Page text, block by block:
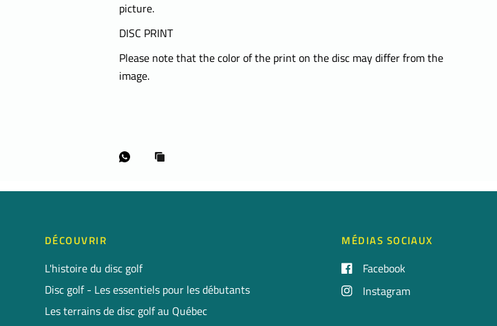
picture.
DISC PRINT
Please note that the color of the print on the disc may differ from the
image.
DÉCOUVRIR
L'histoire du disc golf
Disc golf - Les essentiels pour les débutants
Les terrains de disc golf au Québec
MÉDIAS SOCIAUX
Facebook
Instagram